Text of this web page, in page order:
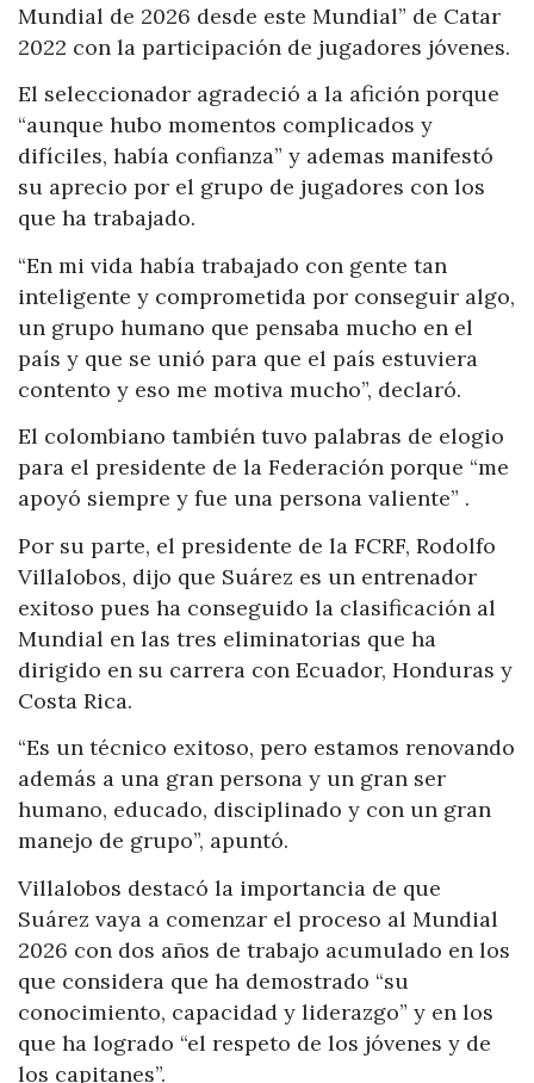
Mundial de 2026 desde este Mundial” de Catar
2022 con la participación de jugadores jóvenes.
El seleccionador agradeció a la afición porque
“aunque hubo momentos complicados y
difíciles, había confianza” y ademas manifestó
su aprecio por el grupo de jugadores con los
que ha trabajado.
“En mi vida había trabajado con gente tan
inteligente y comprometida por conseguir algo,
un grupo humano que pensaba mucho en el
país y que se unió para que el país estuviera
contento y eso me motiva mucho”, declaró.
El colombiano también tuvo palabras de elogio
para el presidente de la Federación porque “me
apoyó siempre y fue una persona valiente” .
Por su parte, el presidente de la FCRF, Rodolfo
Villalobos, dijo que Suárez es un entrenador
exitoso pues ha conseguido la clasificación al
Mundial en las tres eliminatorias que ha
dirigido en su carrera con Ecuador, Honduras y
Costa Rica.
“Es un técnico exitoso, pero estamos renovando
además a una gran persona y un gran ser
humano, educado, disciplinado y con un gran
manejo de grupo”, apuntó.
Villalobos destacó la importancia de que
Suárez vaya a comenzar el proceso al Mundial
2026 con dos años de trabajo acumulado en los
que considera que ha demostrado “su
conocimiento, capacidad y liderazgo” y en los
que ha logrado “el respeto de los jóvenes y de
los capitanes”.